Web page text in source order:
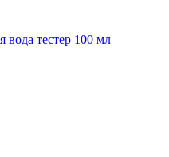
тестер 100 мл